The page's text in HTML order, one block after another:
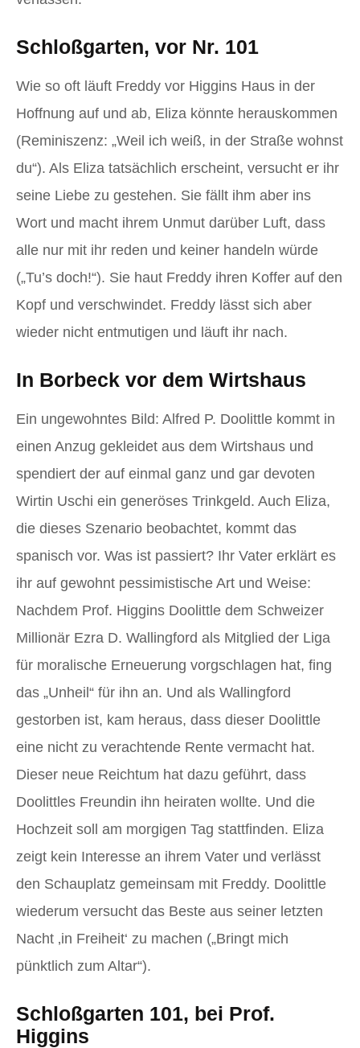
Schloßgarten, vor Nr. 101
Wie so oft läuft Freddy vor Higgins Haus in der
Hoffnung auf und ab, Eliza könnte herauskommen
(Reminiszenz: „Weil ich weiß, in der Straße wohnst
du“). Als Eliza tatsächlich erscheint, versucht er ihr
seine Liebe zu gestehen. Sie fällt ihm aber ins
Wort und macht ihrem Unmut darüber Luft, dass
alle nur mit ihr reden und keiner handeln würde
(„Tu’s doch!“). Sie haut Freddy ihren Koffer auf den
Kopf und verschwindet. Freddy lässt sich aber
wieder nicht entmutigen und läuft ihr nach.
In Borbeck vor dem Wirtshaus
Ein ungewohntes Bild: Alfred P. Doolittle kommt in
einen Anzug gekleidet aus dem Wirtshaus und
spendiert der auf einmal ganz und gar devoten
Wirtin Uschi ein generöses Trinkgeld. Auch Eliza,
die dieses Szenario beobachtet, kommt das
spanisch vor. Was ist passiert? Ihr Vater erklärt es
ihr auf gewohnt pessimistische Art und Weise:
Nachdem Prof. Higgins Doolittle dem Schweizer
Millionär Ezra D. Wallingford als Mitglied der Liga
für moralische Erneuerung vorgschlagen hat, fing
das „Unheil“ für ihn an. Und als Wallingford
gestorben ist, kam heraus, dass dieser Doolittle
eine nicht zu verachtende Rente vermacht hat.
Dieser neue Reichtum hat dazu geführt, dass
Doolittles Freundin ihn heiraten wollte. Und die
Hochzeit soll am morgigen Tag stattfinden. Eliza
zeigt kein Interesse an ihrem Vater und verlässt
den Schauplatz gemeinsam mit Freddy. Doolittle
wiederum versucht das Beste aus seiner letzten
Nacht ‚in Freiheit‘ zu machen („Bringt mich
pünktlich zum Altar“).
Schloßgarten 101, bei Prof.
Higgins